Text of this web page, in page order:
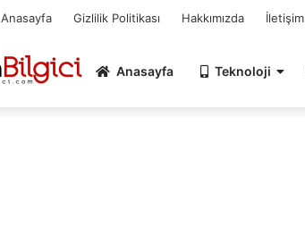
Anasayfa Gizlilik Politikası Hakkımızda İletişim
Anasayfa Teknoloji